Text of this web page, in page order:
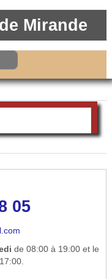
Mirande
05
de 08:00 à 19:00 et le